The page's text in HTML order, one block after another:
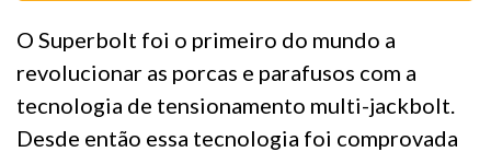
O Superbolt foi o primeiro do mundo a
revolucionar as porcas e parafusos com a
tecnologia de tensionamento multi-jackbolt.
Desde então essa tecnologia foi comprovada